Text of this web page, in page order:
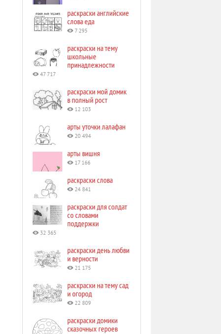
раскраски английские
слова еда
7 295
раскраски на тему
школьные
принадлежности
47 717
раскраски мой домик
в полный рост
12 103
арты уточки лалафан
20 494
арты вишня
17 166
раскраски слова
24 841
раскраски для солдат
со словами
поддержки
32 365
раскраски день любви
и верности
21 175
раскраски на тему сад
и огород
22 809
раскраски домики
сказочных героев